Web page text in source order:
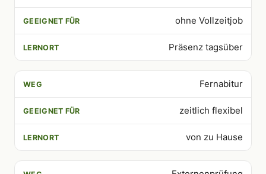
ohne Vollzeitjob
Präsenz tagsüber
Fernabitur
zeitlich flexibel
von zu Hause